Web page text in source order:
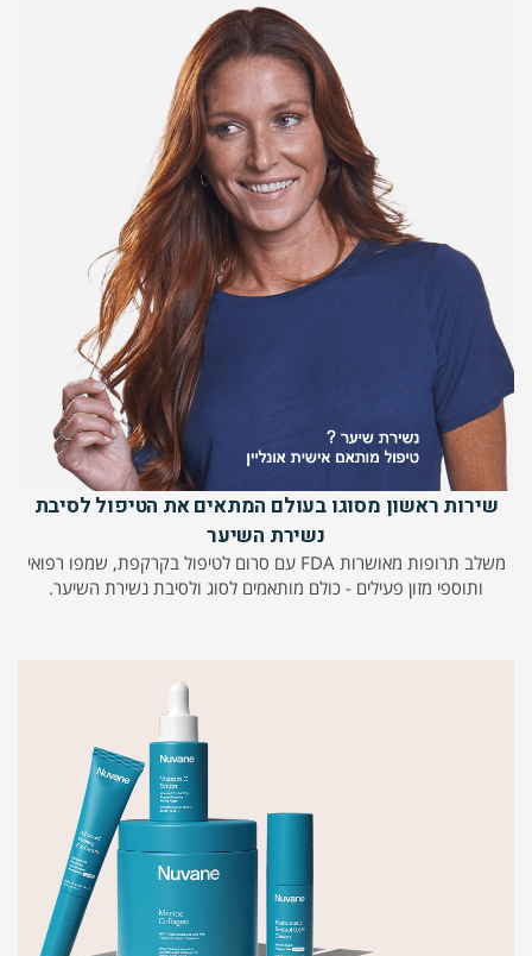
שירות ראשון מסוגו בעולם המתאים את הטיפול לסיבת
נשירת השיער
משלב תרופות מאושרות FDA עם סרום לטיפול בקרקפת, שמפו רפואי
ותוספי מזון פעילים - כולם מותאמים לסוג ולסיבת נשירת השיער.